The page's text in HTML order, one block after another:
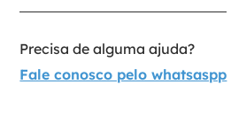
Precisa de alguma ajuda?
Fale conosco pelo whatsaspp